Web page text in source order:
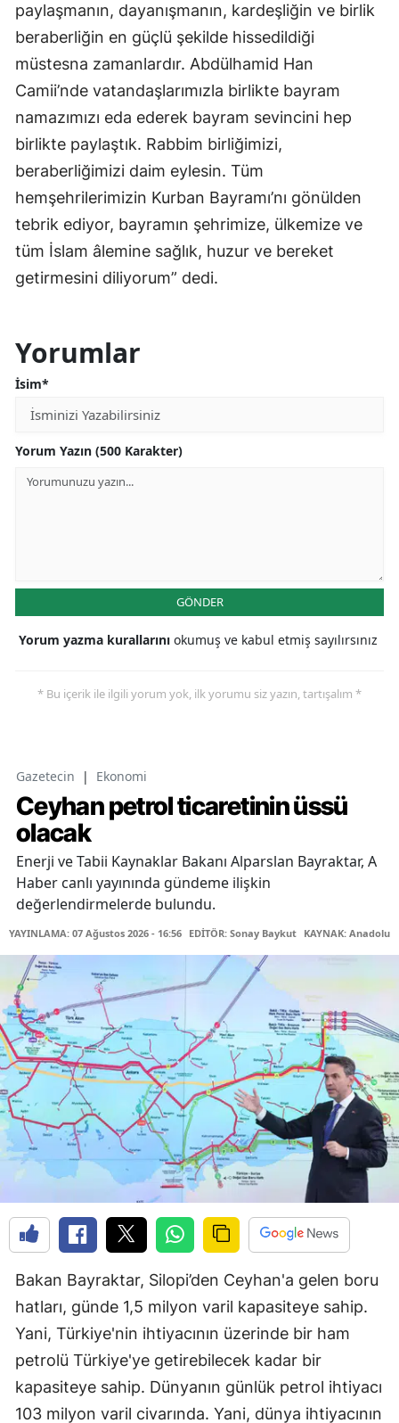
paylaşmanın, dayanışmanın, kardeşliğin ve birlik
beraberliğin en güçlü şekilde hissedildiği
müstesna zamanlardır. Abdülhamid Han
Camii’nde vatandaşlarımızla birlikte bayram
namazımızı eda ederek bayram sevincini hep
birlikte paylaştık. Rabbim birliğimizi,
beraberliğimizi daim eylesin. Tüm
hemşehrilerimizin Kurban Bayramı’nı gönülden
tebrik ediyor, bayramın şehrimize, ülkemize ve
tüm İslam âlemine sağlık, huzur ve bereket
getirmesini diliyorum” dedi.
Yorumlar
İsim*
Yorum Yazın (500 Karakter)
GÖNDER
Yorum yazma kurallarını okumuş ve kabul etmiş sayılırsınız
* Bu içerik ile ilgili yorum yok, ilk yorumu siz yazın, tartışalım *
Gazetecin | Ekonomi
Ceyhan petrol ticaretinin üssü
olacak
Enerji ve Tabii Kaynaklar Bakanı Alparslan Bayraktar, A
Haber canlı yayınında gündeme ilişkin
değerlendirmelerde bulundu.
YAYINLAMA: 07 Ağustos 2026 - 16:56 EDİTÖR: Sonay Baykut KAYNAK: Anadolu
Bakan Bayraktar, Silopi’den Ceyhan'a gelen boru
hatları, günde 1,5 milyon varil kapasiteye sahip.
Yani, Türkiye'nin ihtiyacının üzerinde bir ham
petrolü Türkiye'ye getirebilecek kadar bir
kapasiteye sahip. Dünyanın günlük petrol ihtiyacı
103 milyon varil civarında. Yani, dünya ihtiyacının